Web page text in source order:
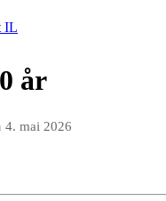
IL
år
4. mai 2026